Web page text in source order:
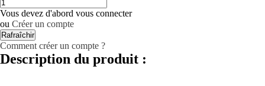
Vous devez d'abord vous connecter
ou Créer un compte
Comment créer un compte ?
Description du produit :